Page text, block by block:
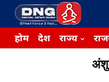
होम देश राज्य